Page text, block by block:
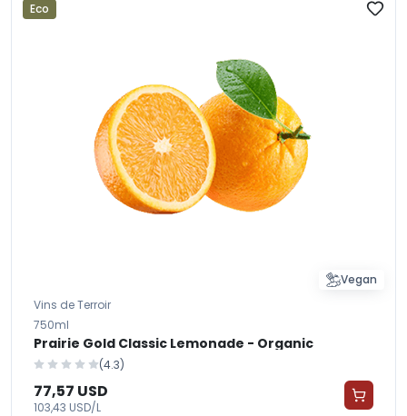
Eco
Vegan
Vins de Terroir
750ml
Prairie Gold Classic Lemonade - Organic
(4.3)
77,57 USD
103,43 USD/L